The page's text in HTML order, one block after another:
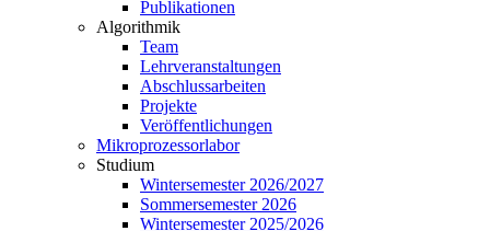
Publikationen
Algorithmik
Team
Lehrveranstaltungen
Abschlussarbeiten
Projekte
Veröffentlichungen
Mikroprozessorlabor
Studium
Wintersemester 2026/2027
Sommersemester 2026
Wintersemester 2025/2026